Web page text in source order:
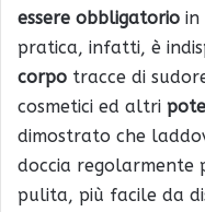
essere obbligatorio in
pratica, infatti, è
corpo tracce di
cosmetici ed altri
dimostrato che
doccia regolarmente
pulita, più facile da